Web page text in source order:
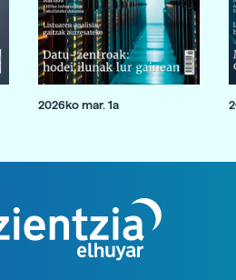
2026ko mar. 1a